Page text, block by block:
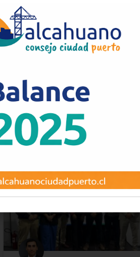
Seguridad en “última milla” y
licitación del puerto de San Vicente
marcaron encuentro de la Comlog
En la Sesión Ampliada N°30 se
expuso las diversas medidas
que se han concretado, además del
proyecto para la concesión del
puerto de San Vicente
1 de abril de 2026